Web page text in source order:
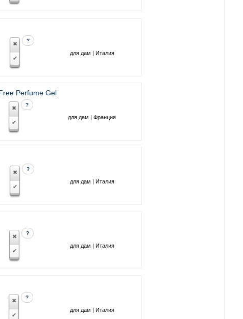
?
для дам | Италия
Perfume Gel
?
для дам | Франция
?
для дам | Италия
?
для дам | Италия
?
для дам | Италия